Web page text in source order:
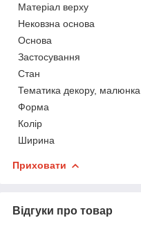
Матеріал верху
Нековзна основа
Основа
Застосування
Стан
Тематика декору, малюнка
Форма
Колір
Ширина
Приховати
Відгуки про товар